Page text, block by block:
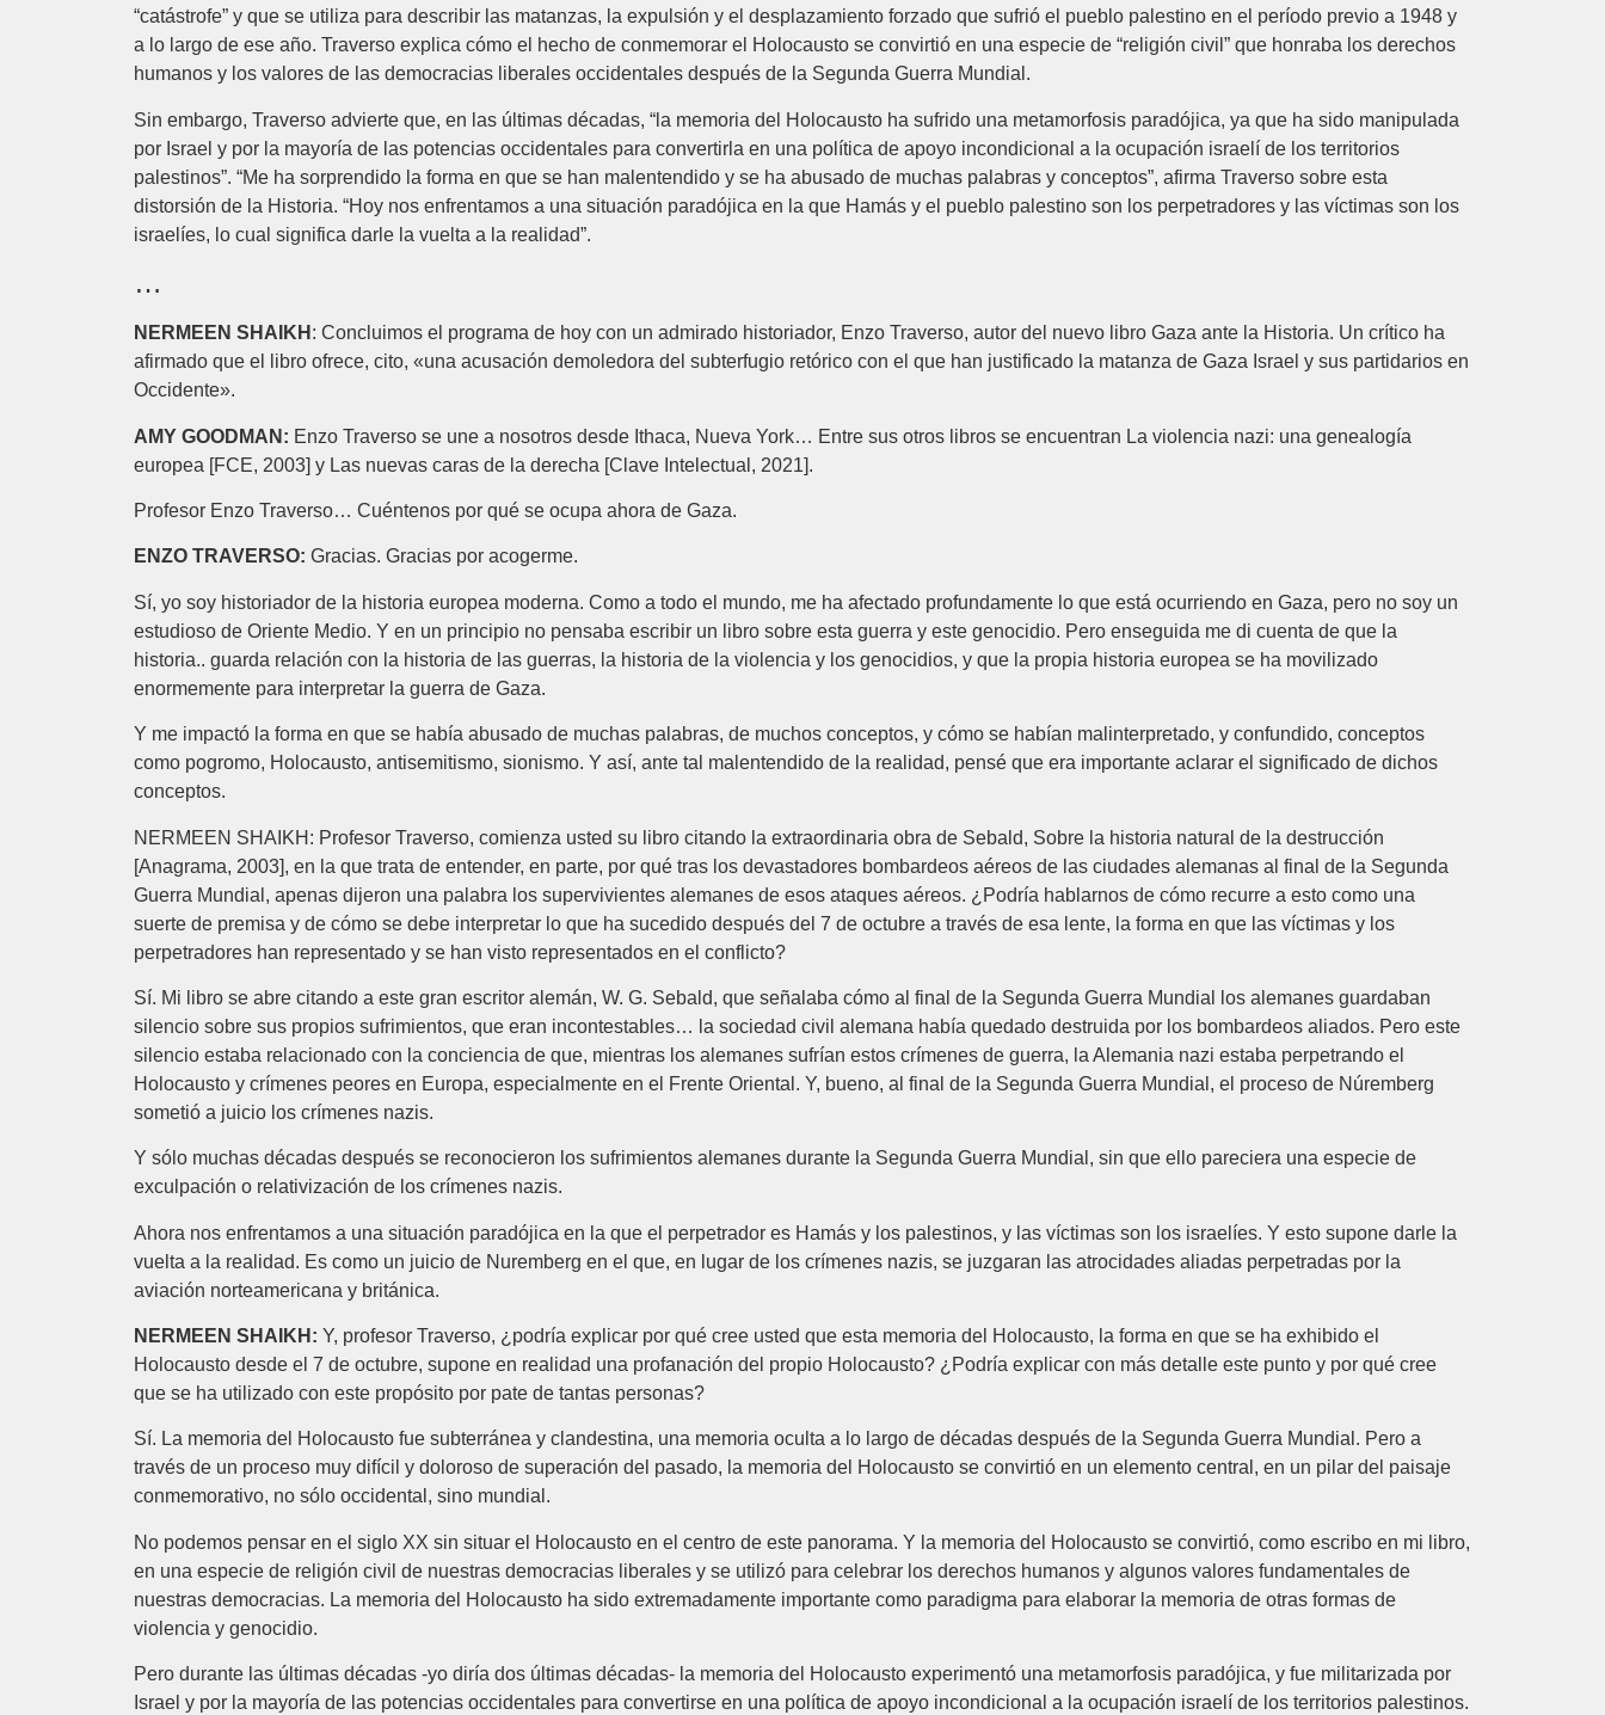
“catástrofe” y que se utiliza para describir las matanzas, la expulsión y el desplazamiento forzado que sufrió el pueblo palestino en el período previo a 1948 y
a lo largo de ese año. Traverso explica cómo el hecho de conmemorar el Holocausto se convirtió en una especie de “religión civil” que honraba los derechos
humanos y los valores de las democracias liberales occidentales después de la Segunda Guerra Mundial.
Sin embargo, Traverso advierte que, en las últimas décadas, “la memoria del Holocausto ha sufrido una metamorfosis paradójica, ya que ha sido manipulada
por Israel y por la mayoría de las potencias occidentales para convertirla en una política de apoyo incondicional a la ocupación israelí de los territorios
palestinos”. “Me ha sorprendido la forma en que se han malentendido y se ha abusado de muchas palabras y conceptos”, afirma Traverso sobre esta
distorsión de la Historia. “Hoy nos enfrentamos a una situación paradójica en la que Hamás y el pueblo palestino son los perpetradores y las víctimas son los
israelíes, lo cual significa darle la vuelta a la realidad”.
…
NERMEEN SHAIKH : Concluimos el programa de hoy con un admirado historiador, Enzo Traverso, autor del nuevo libro Gaza ante la Historia. Un crítico ha
afirmado que el libro ofrece, cito, «una acusación demoledora del subterfugio retórico con el que han justificado la matanza de Gaza Israel y sus partidarios en
Occidente».
AMY GOODMAN: Enzo Traverso se une a nosotros desde Ithaca, Nueva York… Entre sus otros libros se encuentran La violencia nazi: una genealogía
europea [FCE, 2003] y Las nuevas caras de la derecha [Clave Intelectual, 2021].
Profesor Enzo Traverso… Cuéntenos por qué se ocupa ahora de Gaza.
ENZO TRAVERSO: Gracias. Gracias por acogerme.
Sí, yo soy historiador de la historia europea moderna. Como a todo el mundo, me ha afectado profundamente lo que está ocurriendo en Gaza, pero no soy un
estudioso de Oriente Medio. Y en un principio no pensaba escribir un libro sobre esta guerra y este genocidio. Pero enseguida me di cuenta de que la
historia.. guarda relación con la historia de las guerras, la historia de la violencia y los genocidios, y que la propia historia europea se ha movilizado
enormemente para interpretar la guerra de Gaza.
Y me impactó la forma en que se había abusado de muchas palabras, de muchos conceptos, y cómo se habían malinterpretado, y confundido, conceptos
como pogromo, Holocausto, antisemitismo, sionismo. Y así, ante tal malentendido de la realidad, pensé que era importante aclarar el significado de dichos
conceptos.
NERMEEN SHAIKH: Profesor Traverso, comienza usted su libro citando la extraordinaria obra de Sebald, Sobre la historia natural de la destrucción
[Anagrama, 2003], en la que trata de entender, en parte, por qué tras los devastadores bombardeos aéreos de las ciudades alemanas al final de la Segunda
Guerra Mundial, apenas dijeron una palabra los supervivientes alemanes de esos ataques aéreos. ¿Podría hablarnos de cómo recurre a esto como una
suerte de premisa y de cómo se debe interpretar lo que ha sucedido después del 7 de octubre a través de esa lente, la forma en que las víctimas y los
perpetradores han representado y se han visto representados en el conflicto?
Sí. Mi libro se abre citando a este gran escritor alemán, W. G. Sebald, que señalaba cómo al final de la Segunda Guerra Mundial los alemanes guardaban
silencio sobre sus propios sufrimientos, que eran incontestables… la sociedad civil alemana había quedado destruida por los bombardeos aliados. Pero este
silencio estaba relacionado con la conciencia de que, mientras los alemanes sufrían estos crímenes de guerra, la Alemania nazi estaba perpetrando el
Holocausto y crímenes peores en Europa, especialmente en el Frente Oriental. Y, bueno, al final de la Segunda Guerra Mundial, el proceso de Núremberg
sometió a juicio los crímenes nazis.
Y sólo muchas décadas después se reconocieron los sufrimientos alemanes durante la Segunda Guerra Mundial, sin que ello pareciera una especie de
exculpación o relativización de los crímenes nazis.
Ahora nos enfrentamos a una situación paradójica en la que el perpetrador es Hamás y los palestinos, y las víctimas son los israelíes. Y esto supone darle la
vuelta a la realidad. Es como un juicio de Nuremberg en el que, en lugar de los crímenes nazis, se juzgaran las atrocidades aliadas perpetradas por la
aviación norteamericana y británica.
NERMEEN SHAIKH: Y, profesor Traverso, ¿podría explicar por qué cree usted que esta memoria del Holocausto, la forma en que se ha exhibido el
Holocausto desde el 7 de octubre, supone en realidad una profanación del propio Holocausto? ¿Podría explicar con más detalle este punto y por qué cree
que se ha utilizado con este propósito por pate de tantas personas?
Sí. La memoria del Holocausto fue subterránea y clandestina, una memoria oculta a lo largo de décadas después de la Segunda Guerra Mundial. Pero a
través de un proceso muy difícil y doloroso de superación del pasado, la memoria del Holocausto se convirtió en un elemento central, en un pilar del paisaje
conmemorativo, no sólo occidental, sino mundial.
No podemos pensar en el siglo XX sin situar el Holocausto en el centro de este panorama. Y la memoria del Holocausto se convirtió, como escribo en mi libro,
en una especie de religión civil de nuestras democracias liberales y se utilizó para celebrar los derechos humanos y algunos valores fundamentales de
nuestras democracias. La memoria del Holocausto ha sido extremadamente importante como paradigma para elaborar la memoria de otras formas de
violencia y genocidio.
Pero durante las últimas décadas -yo diría dos últimas décadas- la memoria del Holocausto experimentó una metamorfosis paradójica, y fue militarizada por
Israel y por la mayoría de las potencias occidentales para convertirse en una política de apoyo incondicional a la ocupación israelí de los territorios palestinos.